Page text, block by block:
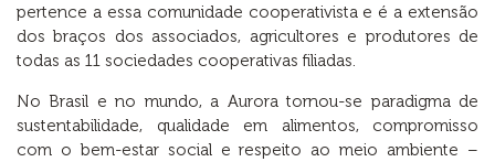
pertence a essa comunidade cooperativista e é a extensão
dos braços dos associados, agricultores e produtores de
todas as 11 sociedades cooperativas filiadas.
No Brasil e no mundo, a Aurora tornou-se paradigma de
sustentabilidade, qualidade em alimentos, compromisso
com o bem-estar social e respeito ao meio ambiente –